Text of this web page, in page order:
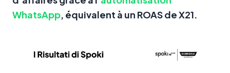
WhatsApp, équivalent à un ROAS de X21.